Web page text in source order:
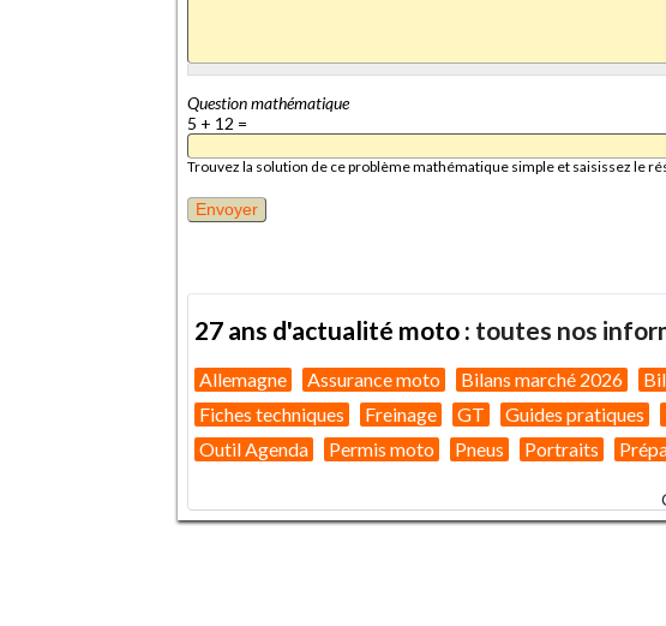
Question mathématique
5 + 12 =
Trouvez la solution de ce problème mathématique simple et saisissez le
27 ans d'actualité moto : toutes nos
Allemagne Assurance moto Bilans marché 2026
Fiches techniques
Freinage GT Guides pratiques
Outil Agenda
Permis moto Pneus Portraits